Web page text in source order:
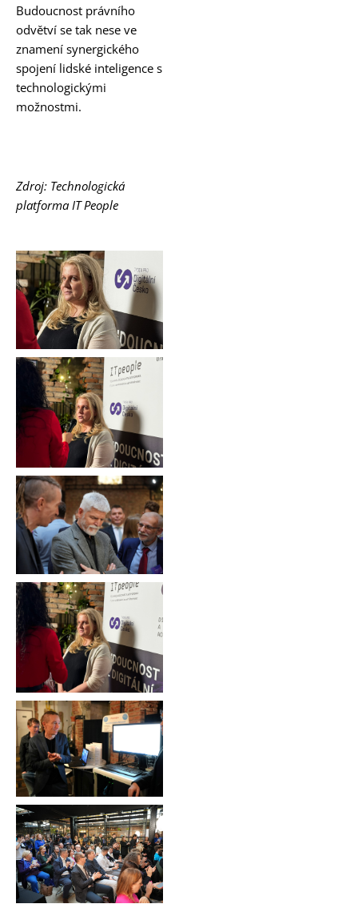
Budoucnost právního
odvětví se tak nese ve
znamení synergického
spojení lidské inteligence s
technologickými
možnostmi.
Zdroj: Technologická
platforma IT People